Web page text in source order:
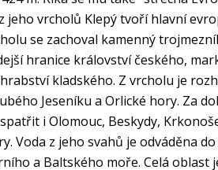
jeho vrcholů Klepý tvoří hlavní
se zachoval kamenný
hranice království českého,
kladského. Z vrcholu je
Jeseníku a Orlické hory. Za
i Olomouc, Beskydy,
Voda z jeho svahů je odváděna
a Baltského moře. Celá oblast